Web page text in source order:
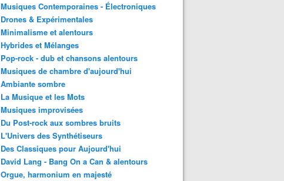
Musiques Contemporaines - Électroniques
Drones & Expérimentales
Minimalisme et alentours
Hybrides et Mélanges
Pop-rock - dub et chansons alentours
Musiques de chambre d'aujourd'hui
Ambiante sombre
La Musique et les Mots
Musiques improvisées
Du Post-rock aux sombres bruits
L'Univers des Synthétiseurs
Des Classiques pour Aujourd'hui
David Lang - Bang On a Can & alentours
Orgue, harmonium en majesté